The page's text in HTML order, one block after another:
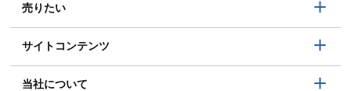
売りたい
サイトコンテンツ
当社について